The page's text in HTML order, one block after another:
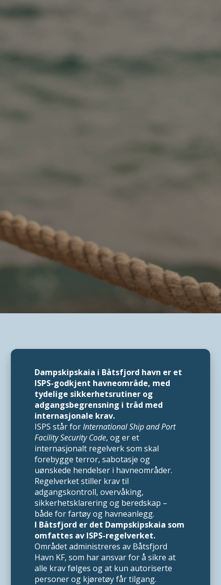
Dampskipskaia i Båtsfjord havn er et
ISPS-godkjent havneområde, med
tydelige sikkerhetsrutiner og
adgangsbegrensning i tråd med
internasjonale krav.
ISPS står forInternational Ship and Port
Facility Security Code, og er et
internasjonalt regelverk som skal
forebygge terror, sabotasje og
uønskede hendelser i havneområder.
Regelverket stiller krav til
adgangskontroll, overvåking,
sikkerhetsklarering og beredskap –
både for fartøy og havneanlegg.
I Båtsfjord er det Dampskipskaia som
omfattes av ISPS-regelverket.
Området administreres av Båtsfjord
Havn KF, som har ansvar for å sikre at
alle krav følges og at kun autoriserte
personer og kjøretøy får tilgang.